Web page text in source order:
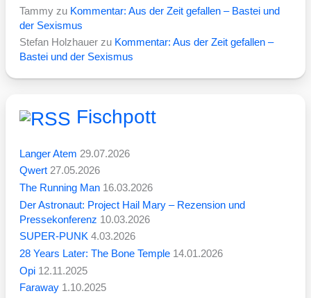
Tammy zu Kommentar: Aus der Zeit gefallen – Bastei und
der Sexismus
Stefan Holzhauer zu Kommentar: Aus der Zeit gefallen –
Bastei und der Sexismus
Fischpott
Langer Atem 29.07.2026
Qwert 27.05.2026
The Running Man 16.03.2026
Der Astronaut: Project Hail Mary – Rezension und
Pressekonferenz 10.03.2026
SUPER-PUNK 4.03.2026
28 Years Later: The Bone Temple 14.01.2026
Opi 12.11.2025
Faraway 1.10.2025